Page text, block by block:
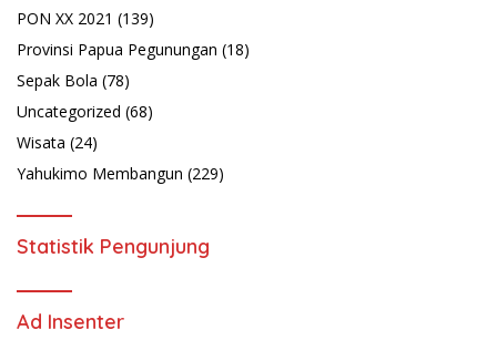
PON XX 2021 (139)
Provinsi Papua Pegunungan (18)
Sepak Bola (78)
Uncategorized (68)
Wisata (24)
Yahukimo Membangun (229)
Statistik Pengunjung
Ad Insenter